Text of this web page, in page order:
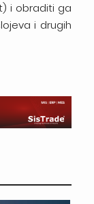
i obraditi ga
i drugih